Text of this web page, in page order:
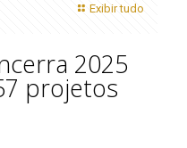
Exibir tudo
2025
projetos